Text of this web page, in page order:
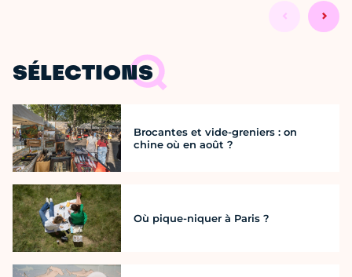
SÉLECTIONS
Brocantes et vide-greniers : on
chine où en août ?
Où pique-niquer à Paris ?